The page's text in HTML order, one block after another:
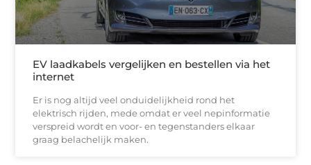
EV laadkabels vergelijken en bestellen via het
internet
Er is nog altijd veel onduidelijkheid rond het
elektrisch rijden, mede omdat er veel nepinformatie
verspreid wordt en voor- en tegenstanders elkaar
graag belachelijk maken.